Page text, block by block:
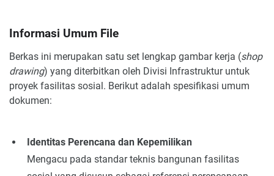
Informasi Umum File
Berkas ini merupakan satu set lengkap gambar kerja (shop
drawing) yang diterbitkan oleh Divisi Infrastruktur untuk
proyek fasilitas sosial. Berikut adalah spesifikasi umum
dokumen:
Identitas Perencana dan Kepemilikan
Mengacu pada standar teknis bangunan fasilitas